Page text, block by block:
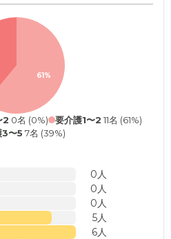
61%
2 0名 (0%) 要介護1〜2 11名 (61%)
3〜5 7名 (39%)
0人
0人
0人
5人
6人